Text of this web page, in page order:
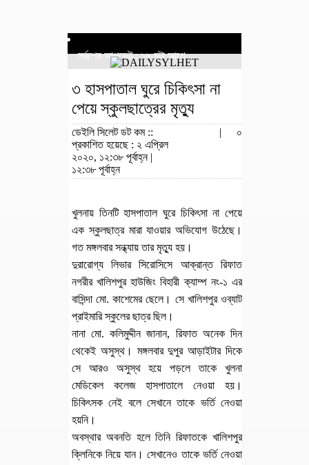
সর্বশেষ আপডেট : ১৬ ঘন্টা আগে
৩ হাসপাতাল ঘুরে চিকিৎসা না
পেয়ে স্কুলছাত্রের মৃত্যু
ডেইলি সিলেট ডট কম ::
প্রকাশিত হয়েছে : ২ এপ্রিল
২০২০, ১২:৩৮ পূর্বাহ্ন |
১২:৩৮ পূর্বাহ্ন
| ০
খুলনায় তিনটি হাসপাতাল ঘুরে চিকিৎসা না পেয়ে
এক স্কুলছাত্র মারা যাওয়ার অভিযোগ উঠেছে।
গত মঙ্গলবার সন্ধ্যায় তার মৃত্যু হয়।
দুরারোগ্য লিভার সিরোসিসে আক্রান্ত রিফাত
নগরীর খালিশপুর হাউজিং বিহারী ক্যাম্প নং-১ এর
বাসিন্দা মো. কাশেমের ছেলে। সে খালিশপুর ওব্যাট
প্রাইমারি স্কুলের ছাত্র ছিল।
নানা মো. কলিমুদ্দীন জানান, রিফাত অনেক দিন
থেকেই অসুস্থ। মঙ্গলবার দুপুর আড়াইটার দিকে
সে আরও অসুস্থ হয়ে পড়লে তাকে খুলনা
মেডিকেল কলেজ হাসপাতালে নেওয়া হয়।
চিকিৎসক নেই বলে সেখানে তাকে ভর্তি নেওয়া
হয়নি।
অবস্থার অবনতি হলে তিনি রিফাতকে খালিশপুর
ক্লিনিকে নিয়ে যান। সেখানেও তাকে ভর্তি নেওয়া